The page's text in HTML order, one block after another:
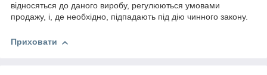
відносяться до даного виробу, регулюються умовами
продажу, і, де необхідно, підпадають під дію чинного закону.
Приховати